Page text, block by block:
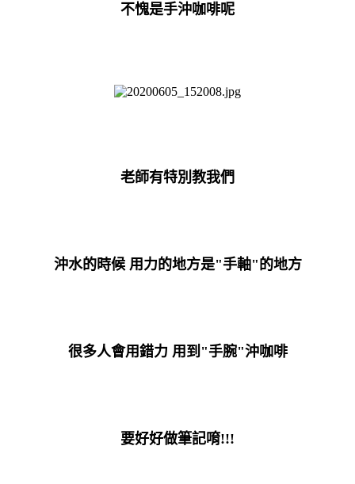
不愧是手沖咖啡呢
老師有特別教我們
沖水的時候 用力的地方是"手軸"的地方
很多人會用錯力 用到"手腕"沖咖啡
要好好做筆記唷!!!